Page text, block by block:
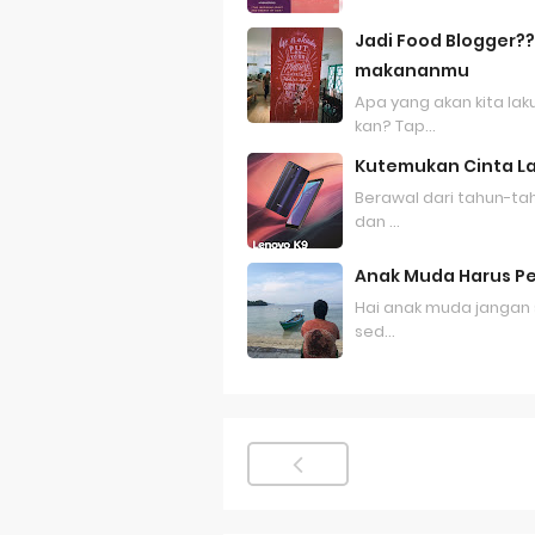
Dampak
Trademark
Global
Brand
Vivo v70
Jadi Food
makananmu
Apa yang akan kita
kan? Tap…
Kutemukan Cinta
Berawal dari tahun-
dan …
Anak Muda Harus
Hai anak muda
sed…